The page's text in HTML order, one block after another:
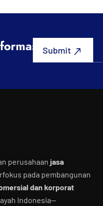
Terbaru
perusahaan jasa
pada pembangunan
dan korporat
Indonesia—